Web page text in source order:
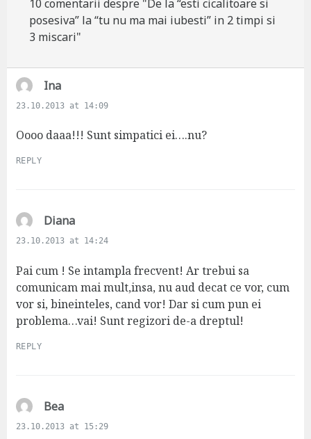
10 comentarii despre "De la “esti cicalitoare si
posesiva” la “tu nu ma mai iubesti” in 2 timpi si
3 miscari"
Inas
a
s
23.10.2013 at 14:09
Oooo daaa!!! Sunt simpatici ei….nu?
REPLY
Dianas
a
s
:
23.10.2013 at 14:24
Pai cum ! Se intampla frecvent! Ar trebui sa
comunicam mai mult,insa, nu aud decat ce vor, cum
vor si, bineinteles, cand vor! Dar si cum pun ei
problema…vai! Sunt regizori de-a dreptul!
REPLY
Beas
a
23.10.2013 at 15:29